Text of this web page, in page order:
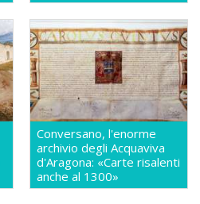
Conversano, l'enorme
archivio degli Acquaviva
d'Aragona: «Carte risalenti
anche al 1300»